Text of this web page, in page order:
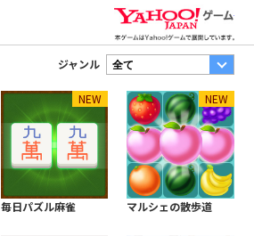
ジャンル
毎日パズル麻雀
NEW
マルシェの散歩道
NEW